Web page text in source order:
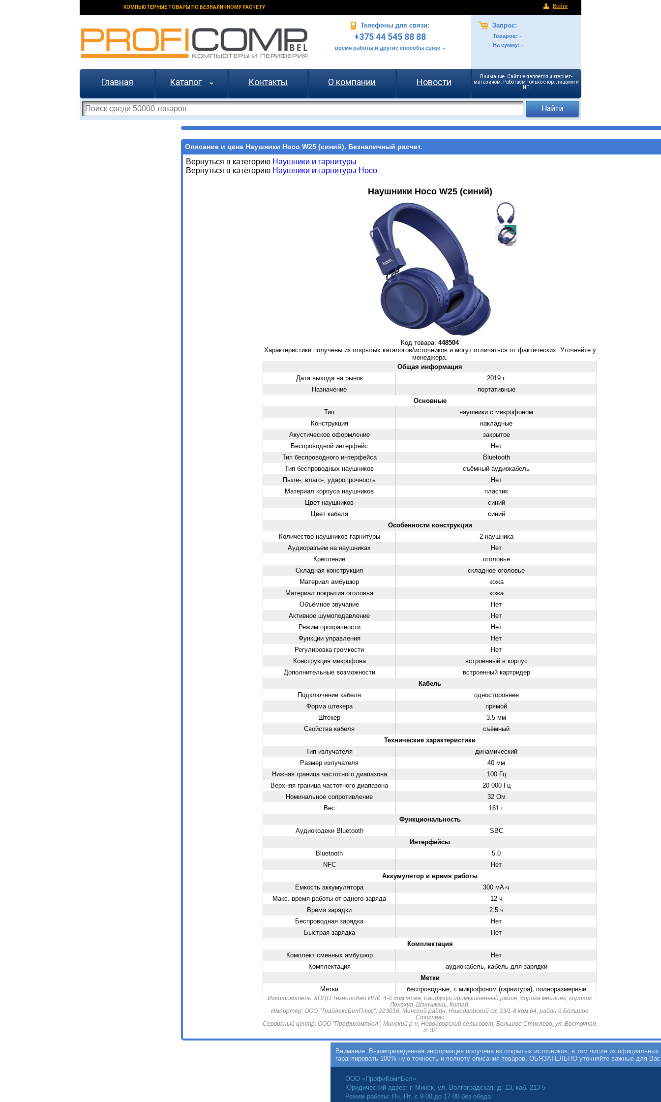
КОМПЬЮТЕРНЫЕ ТОВАРЫ ПО БЕЗНАЛИЧНОМУ РАСЧЕТУ Войти
Телефоны для связи:
+375 44 545 88 88
время работы и другие способы связи
Запрос:
Товаров: -
На сумму: -
Главная Каталог Контакты О компании Новости
Внимание. Сайт не является интернет-
магазином. Работаем только с юр. лицами и
ИП
Описание и цена Наушники Hoco W25 (синий). Безналичный расчет.
Вернуться в категорию Наушники и гарнитуры
Вернуться в категорию Наушники и гарнитуры Hoco
Наушники Hoco W25 (синий)
Код товара: 448504
Характеристики получены из открытых каталогов/источников и могут отличаться от фактических. Уточняйте у
менеджера.
Общая информация
Дата выхода на рынок
2019 г.
Назначение
портативные
Основные
Тип
наушники с микрофоном
Конструкция
накладные
Акустическое оформление
закрытое
Беспроводной интерфейс
Нет
Тип беспроводного интерфейса
Bluetooth
Тип беспроводных наушников
съёмный аудиокабель
Пыле-, влаго-, ударопрочность
Нет
Материал корпуса наушников
пластик
Цвет наушников
синий
Цвет кабеля
синий
Особенности конструкции
Количество наушников гарнитуры
2 наушника
Аудиоразъем на наушниках
Нет
Крепление
оголовье
Складная конструкция
складное оголовье
Материал амбушюр
кожа
Материал покрытия оголовья
кожа
Объёмное звучание
Нет
Активное шумоподавление
Нет
Режим прозрачности
Нет
Функции управления
Нет
Регулировка громкости
Нет
Конструкция микрофона
встроенный в корпус
Дополнительные возможности
встроенный картридер
Кабель
Подключение кабеля
одностороннее
Форма штекера
прямой
Штекер
3.5 мм
Свойства кабеля
съёмный
Технические характеристики
Тип излучателя
динамический
Размер излучателя
40 мм
Нижняя граница частотного диапазона
100 Гц
Верхняя граница частотного диапазона
20 000 Гц
Номинальное сопротивление
32 Ом
Вес
161 г
Функциональность
Аудиокодеки Bluetooth
SBC
Интерфейсы
Bluetooth
5.0
NFC
Нет
Аккумулятор и время работы
Емкость аккумулятора
300 мА·ч
Макс. время работы от одного заряда
12 ч
Время зарядки
2.5 ч
Беспроводная зарядка
Нет
Быстрая зарядка
Нет
Комплектация
Комплект сменных амбушюр
Нет
Комплектация
аудиокабель, кабель для зарядки
Метки
Метки
беспроводные, с микрофоном (гарнитура), полноразмерные
Изготовитель: ХОЦО Технолоджи ИНК. 4-й дом этаж, Баифухуи промышленный район, дорога меилонг, городок
Лонгхуа, Шэньчжэнь, Китай.
Импортер: ООО "ТрайдексБелПлюс", 223016, Минский район, Новодворский с/с 33/1-8 ком.64, район д.Большое
Стиклево
Сервисный центр: ООО "Профикомпбел", Минский р-н, Новодворский сельсовет, Большое Стиклево, ул. Восточная,
д. 32
Внимание. Вышеприведенная информация получена из открытых источников, в том числе из
гарантировать 100%-ную точность и полноту описания товаров, ОБЯЗАТЕЛЬНО уточняйте важные для
ООО «ПрофиКомпБел»
Юридический адрес: г. Минск, ул. Волгоградская, д. 13, каб. 213-5
Режим работы: Пн.-Пт. с 9-00 до 17-00 без обеда